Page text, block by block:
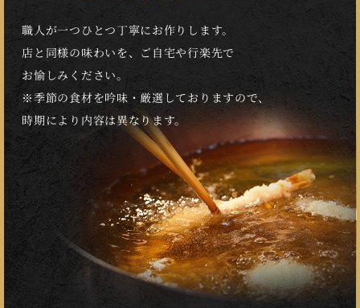
職人が一つひとつ丁寧にお作りします。
店と同様の味わいを、ご自宅や行楽先で
お愉しみください。
※季節の食材を吟味・厳選しておりますので、
時期により内容は異なります。